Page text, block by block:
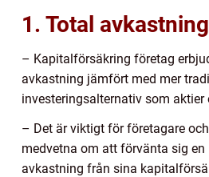
1. Total
– Kapitalförsäkring företag
avkastning jämfört med mer
investeringsalternativ som aktier
– Det är viktigt för företagare
medvetna om att förvänta sig en
avkastning från sina